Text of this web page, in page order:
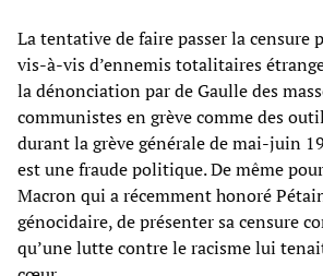
La tentative de faire passer la censure
vis-à-vis d’ennemis totalitaires
la dénonciation par de Gaulle des
communistes en grève comme des
durant la grève générale de mai-juin
est une fraude politique. De même
Macron qui a récemment honoré
génocidaire, de présenter sa censure
qu’une lutte contre le racisme lui